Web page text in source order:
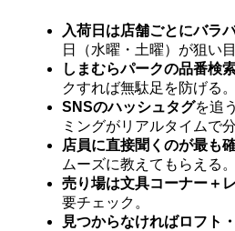
入荷日は店舗ごとにバラ
日（水曜・土曜）が狙い目
しまむらパークの品番検
クすれば無駄足を防げる。
SNSのハッシュタグを追
ミングがリアルタイムで分
店員に直接聞くのが最も
ムーズに教えてもらえる。
売り場は文具コーナー＋
要チェック。
見つからなければロフト